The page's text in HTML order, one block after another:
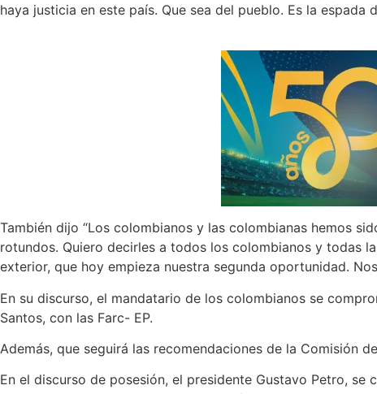
haya justicia en este país. Que sea del pueblo. Es la espada
También dijo “Los colombianos y las colombianas hemos
rotundos. Quiero decirles a todos los colombianos y todas
exterior, que hoy empieza nuestra segunda oportunidad.
En su discurso, el mandatario de los colombianos se
Santos, con las Farc- EP.
Además, que seguirá las recomendaciones de la Comisión
En el discurso de posesión, el presidente Gustavo Petro,